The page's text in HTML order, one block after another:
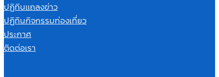
ปฏิทินแถลงข่าว
ปฏิทินกิจกรรมท่องเที่ยว
ประกาศ
ติดต่อเรา